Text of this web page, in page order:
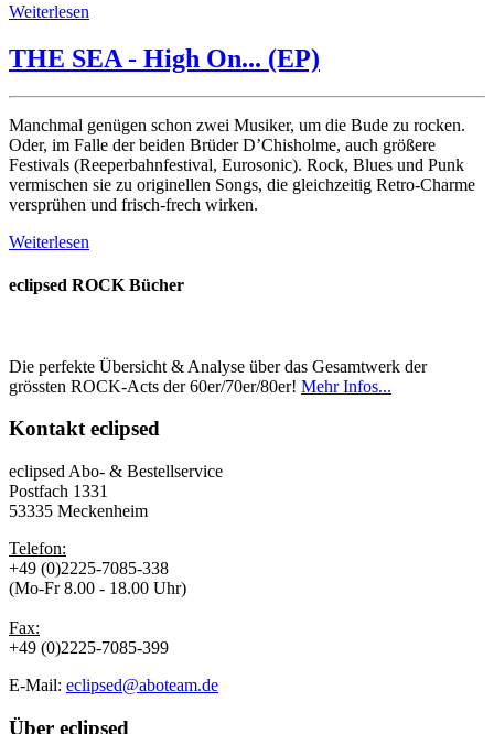
Weiterlesen
THE SEA - High On... (EP)
Manchmal genügen schon zwei Musiker, um die Bude zu rocken.
Oder, im Falle der beiden Brüder D’Chisholme, auch größere
Festivals (Reeperbahnfestival, Eurosonic). Rock, Blues und Punk
vermischen sie zu originellen Songs, die gleichzeitig Retro-Charme
versprühen und frisch-frech wirken.
Weiterlesen
eclipsed ROCK Bücher
Die perfekte Übersicht & Analyse über das Gesamtwerk der
grössten ROCK-Acts der 60er/70er/80er! Mehr Infos...
Kontakteclipsed
eclipsed Abo- & Bestellservice
Postfach 1331
53335 Meckenheim
Telefon:
+49 (0)2225-7085-338
(Mo-Fr 8.00 - 18.00 Uhr)
Fax:
+49 (0)2225-7085-399
E-Mail: eclipsed@aboteam.de
Über eclipsed